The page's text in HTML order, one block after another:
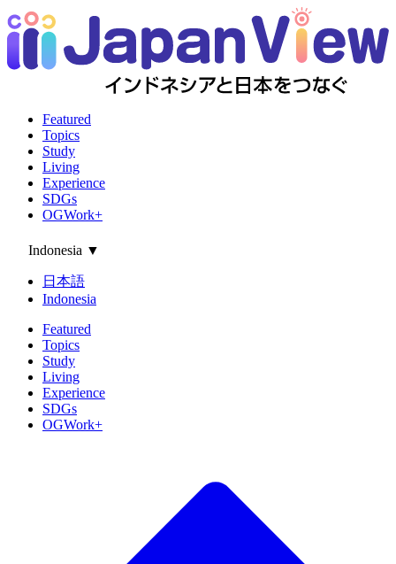
Featured
Topics
Study
Living
Experience
SDGs
OGWork+
Indonesia ▼
日本語
Indonesia
Featured
Topics
Study
Living
Experience
SDGs
OGWork+